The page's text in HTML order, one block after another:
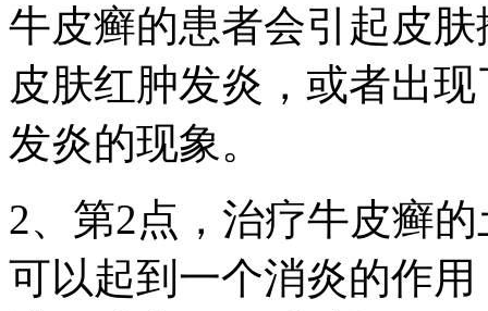
牛皮癣的患者会引起皮
皮肤红肿发炎，或者出
发炎的现象。
2、第2点，治疗牛皮癣
可以起到一个消炎的作